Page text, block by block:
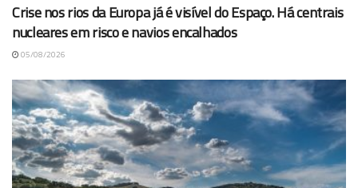
Crise nos rios da Europa já é visível do Espaço. Há centrais
nucleares em risco e navios encalhados
05/08/2026